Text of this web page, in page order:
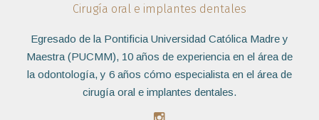
Cirugía oral e implantes dentales
Egresado de la Pontificia Universidad Católica Madre y
Maestra (PUCMM), 10 años de experiencia en el área de
la odontología, y 6 años cómo especialista en el área de
cirugía oral e implantes dentales.